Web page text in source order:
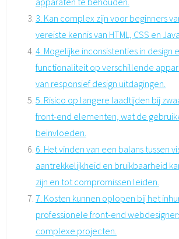
3. Kan complex zijn voor beginners
vereiste kennis van HTML, CSS en
4. Mogelijke inconsistenties in design
functionaliteit op verschillende
van responsief design uitdagingen.
5. Risico op langere laadtijden bij
front-end elementen, wat de
beïnvloeden.
6. Het vinden van een balans tussen
aantrekkelijkheid en bruikbaarheid
zijn en tot compromissen leiden.
7. Kosten kunnen oplopen bij het
professionele front-end
complexe projecten.